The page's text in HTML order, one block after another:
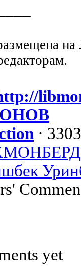
на
·
yet